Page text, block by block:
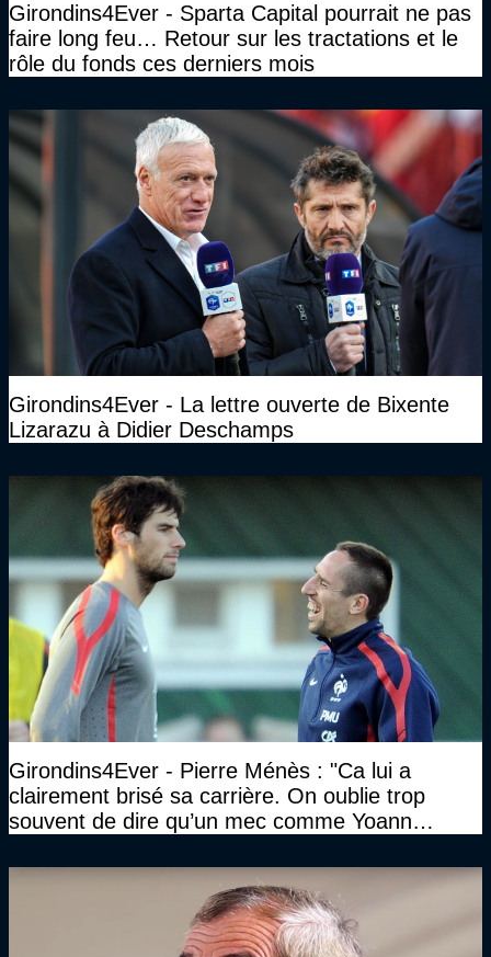
Girondins4Ever - Sparta Capital pourrait ne pas
faire long feu… Retour sur les tractations et le
rôle du fonds ces derniers mois
Girondins4Ever - La lettre ouverte de Bixente
Lizarazu à Didier Deschamps
Girondins4Ever - Pierre Ménès : "Ca lui a
clairement brisé sa carrière. On oublie trop
souvent de dire qu’un mec comme Yoann